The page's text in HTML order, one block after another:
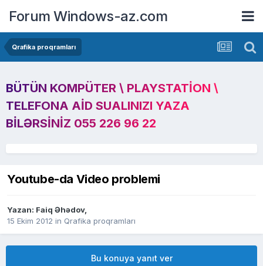
Forum Windows-az.com
Qrafika proqramları
BÜTÜN KOMPÜTER \ PLAYSTATION \
TELEFONA AID SUALINIZI YAZA
BILƏRSINIZ 055 226 96 22
Youtube-da Video problemi
Yazan: Faiq Əhədov,
15 Ekim 2012 in Qrafika proqramları
Bu konuya yanıt ver